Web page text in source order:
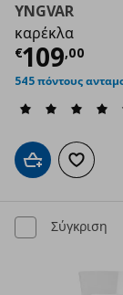
YNGVAR
καρέκλα
€109,00
545 πόντους
Προσθήκη στο
Σύγκριση